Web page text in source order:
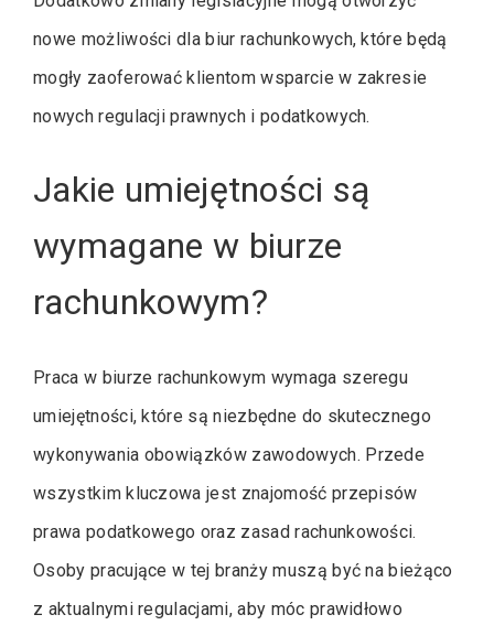
nowe możliwości dla biur rachunkowych, które będą
mogły zaoferować klientom wsparcie w zakresie
nowych regulacji prawnych i podatkowych.
Jakie umiejętności są
wymagane w biurze
rachunkowym?
Praca w biurze rachunkowym wymaga szeregu
umiejętności, które są niezbędne do skutecznego
wykonywania obowiązków zawodowych. Przede
wszystkim kluczowa jest znajomość przepisów
prawa podatkowego oraz zasad rachunkowości.
Osoby pracujące w tej branży muszą być na bieżąco
z aktualnymi regulacjami, aby móc prawidłowo